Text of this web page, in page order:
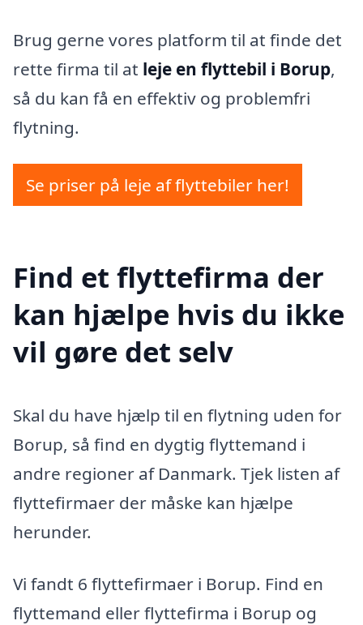
Brug gerne vores platform til at finde det
rette firma til at leje en flyttebil i Borup,
så du kan få en effektiv og problemfri
flytning.
Se priser på leje af flyttebiler her!
Find et flyttefirma der
kan hjælpe hvis du ikke
vil gøre det selv
Skal du have hjælp til en flytning uden for
Borup, så find en dygtig flyttemand i
andre regioner af Danmark. Tjek listen af
flyttefirmaer der måske kan hjælpe
herunder.
Vi fandt 6 flyttefirmaer i Borup. Find en
flyttemand eller flyttefirma i Borup og